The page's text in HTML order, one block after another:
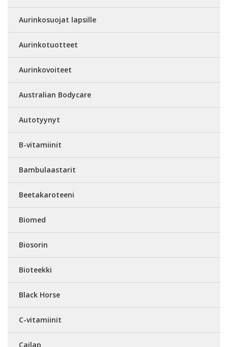
Aurinkosuojat lapsille
Aurinkotuotteet
Aurinkovoiteet
Australian Bodycare
Autotyynyt
B-vitamiinit
Bambulaastarit
Beetakaroteeni
Biomed
Biosorin
Bioteekki
Black Horse
C-vitamiinit
Cailap